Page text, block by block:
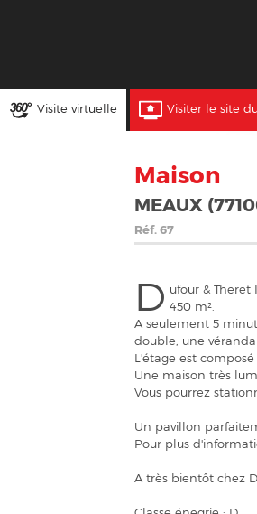
Visite virtuelle Visiter le site
Maison
MEAUX
Réf.67
D ufour &
450 m².
A seulement 5
double, une
L'étage est
Une maison très
Vous pourrez
Un pavillon
Pour plus
A très bientôt chez